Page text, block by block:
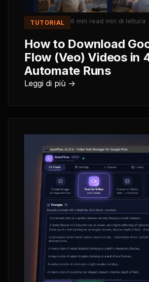
TUTORIAL 6 min read min di lettura
How to Download
Flow (Veo) Videos in
Automate Runs
Leggi di più →